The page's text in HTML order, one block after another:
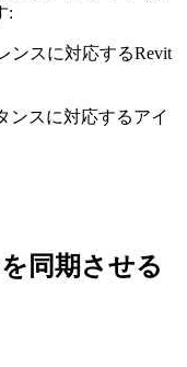
:
ンスに対応するRevit
ンスに対応するアイ
同期させる